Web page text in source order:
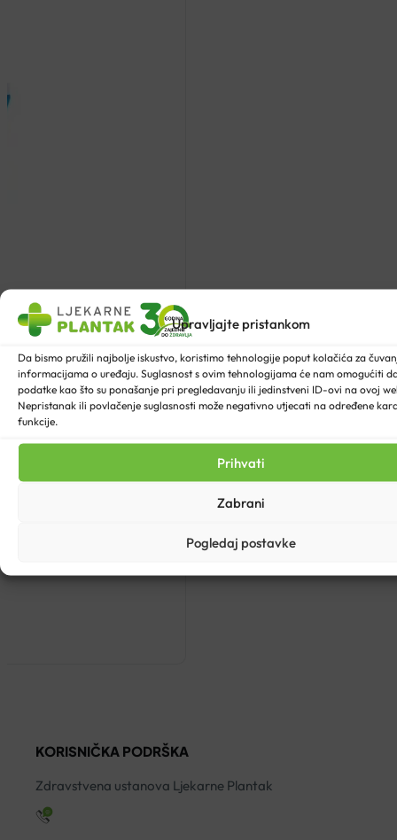
Upravljajte pristankom
Da bismo pružili najbolje iskustvo, koristimo tehnologije poput kolačića za
informacijama o uređaju. Suglasnost s ovim tehnologijama će nam omogućiti
podatke kao što su ponašanje pri pregledavanju ili jedinstveni ID-ovi na ovoj
Nepristanak ili povlačenje suglasnosti može negativno utjecati na određene
funkcije.
Prihvati
Zabrani
Pogledaj postavke
KORISNIČKA PODRŠKA
Zdravstvena ustanova Ljekarne Plantak